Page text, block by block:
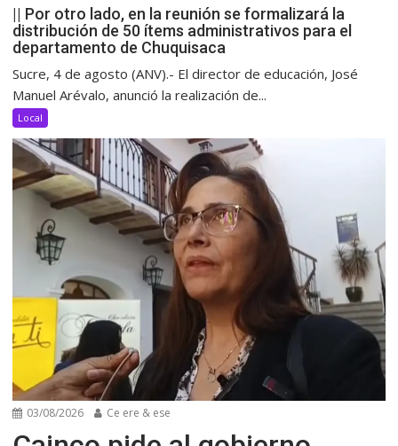
|| Por otro lado, en la reunión se formalizará la
distribución de 50 ítems administrativos para el
departamento de Chuquisaca
Sucre, 4 de agosto (ANV).- El director de educación, José
Manuel Arévalo, anunció la realización de...
Local
03/08/2026 Ce ere & ese